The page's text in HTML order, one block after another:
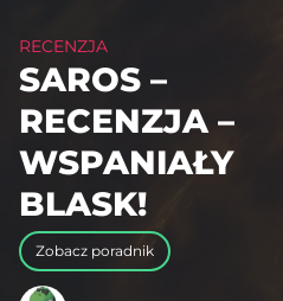
RECENZJA
SAROS –
RECENZJA –
WSPANIAŁY
BLASK!
Zobacz poradnik